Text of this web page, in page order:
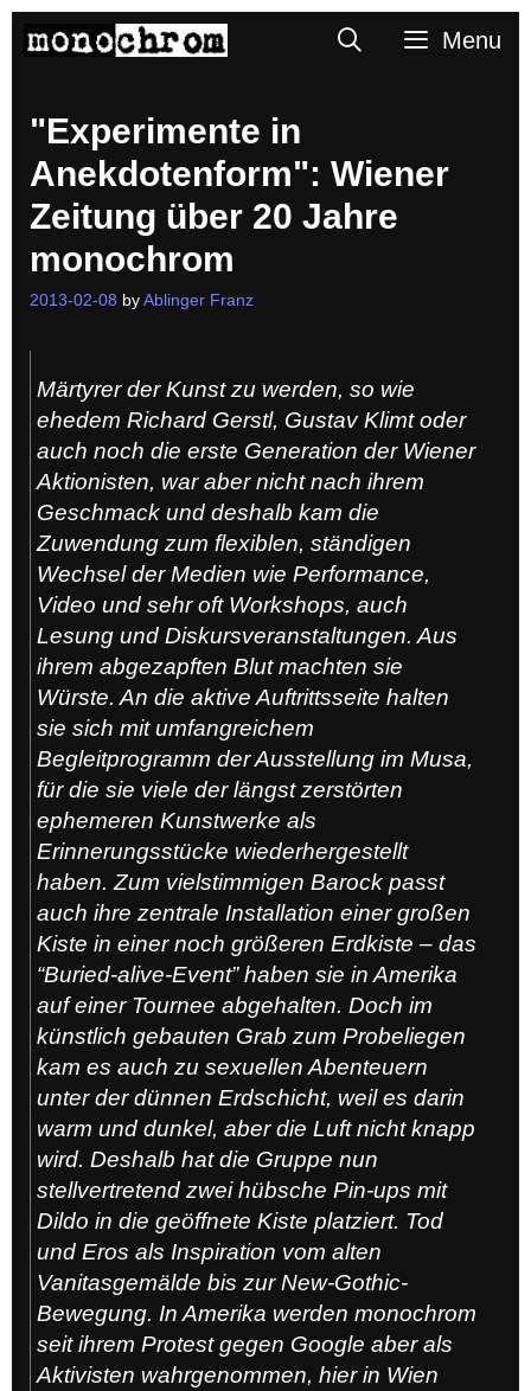
SearchMenu
"Experimente in
Anekdotenform": Wiener
Zeitung über 20 Jahre
monochrom
2013-02-08 by Ablinger Franz
Märtyrer der Kunst zu werden, so wie
ehedem Richard Gerstl, Gustav Klimt oder
auch noch die erste Generation der Wiener
Aktionisten, war aber nicht nach ihrem
Geschmack und deshalb kam die
Zuwendung zum flexiblen, ständigen
Wechsel der Medien wie Performance,
Video und sehr oft Workshops, auch
Lesung und Diskursveranstaltungen. Aus
ihrem abgezapften Blut machten sie
Würste. An die aktive Auftrittsseite halten
sie sich mit umfangreichem
Begleitprogramm der Ausstellung im Musa,
für die sie viele der längst zerstörten
ephemeren Kunstwerke als
Erinnerungsstücke wiederhergestellt
haben. Zum vielstimmigen Barock passt
auch ihre zentrale Installation einer großen
Kiste in einer noch größeren Erdkiste – das
“Buried-alive-Event” haben sie in Amerika
auf einer Tournee abgehalten. Doch im
künstlich gebauten Grab zum Probeliegen
kam es auch zu sexuellen Abenteuern
unter der dünnen Erdschicht, weil es darin
warm und dunkel, aber die Luft nicht knapp
wird. Deshalb hat die Gruppe nun
stellvertretend zwei hübsche Pin-ups mit
Dildo in die geöffnete Kiste platziert. Tod
und Eros als Inspiration vom alten
Vanitasgemälde bis zur New-Gothic-
Bewegung. In Amerika werden monochrom
seit ihrem Protest gegen Google aber als
Aktivisten wahrgenommen, hier in Wien